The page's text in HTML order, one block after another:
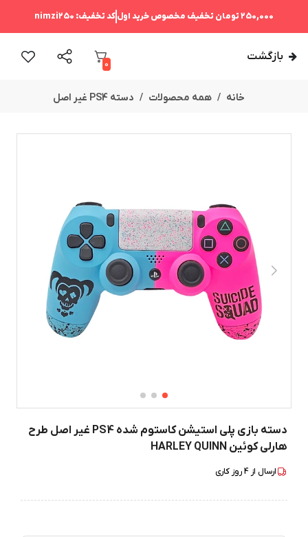
250,000 تومان تخفیف مخصوص خرید اولکد تخفیف: nimzi250
بازگشت
0
خانه همه محصولات دسته PS4 غیر اصل
دسته بازی پلی استیشن کاستوم شده PS4 غیر اصل طرح
هارلی کوئین HARLEY QUINN
ارسال از 4روز کاری